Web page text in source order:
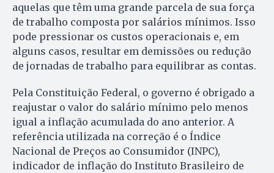
aquelas que têm uma grande parcela de sua força
de trabalho composta por salários mínimos. Isso
pode pressionar os custos operacionais e, em
alguns casos, resultar em demissões ou redução
de jornadas de trabalho para equilibrar as contas.
Pela Constituição Federal, o governo é obrigado a
reajustar o valor do salário mínimo pelo menos
igual a inflação acumulada do ano anterior. A
referência utilizada na correção é o Índice
Nacional de Preços ao Consumidor (INPC),
indicador de inflação do Instituto Brasileiro de